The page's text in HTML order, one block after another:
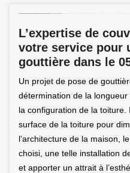
L’expertise de
votre service pour
gouttière dans le
Un projet de pose de
détermination de la longueur
la configuration de la
surface de la toiture pour
l’architecture de la maison,
choisi, une telle installation
et apporter un attrait à